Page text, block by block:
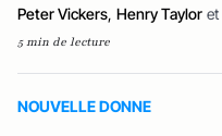
Peter Vickers, Henry Taylor et
5 min de lecture
NOUVELLE DONNE